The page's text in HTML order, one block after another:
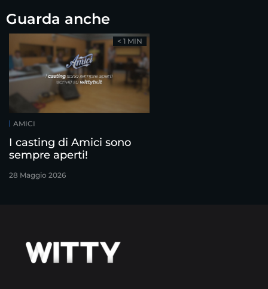
Guarda anche
AMICI
I casting di Amici sono
sempre aperti!
28 Maggio 2026
< 1 MIN